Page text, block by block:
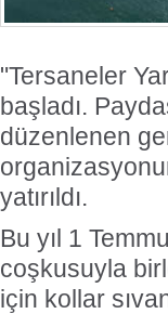
"Tersaneler
başladı.
düzenlenen
yatırıldı.
Bu yıl 1
coşkusuyla
için kollar